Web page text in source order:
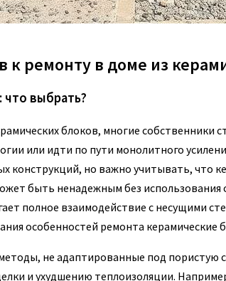
к ремонту в доме из
выбрать?
блоков, многие собственники
или идти по пути монолитного
конструкций, но важно учитывать, что
быть ненадежным без использования
полное взаимодействие с несущими
особенностей ремонта керамические
не адаптированные под пористую
и ухудшению теплоизоляции.